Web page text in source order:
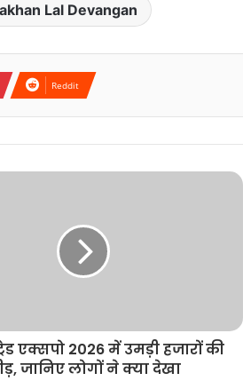
Lal Devangan
Reddit
एक्सपो 2026 में उमड़ी हजारों की
जानिए लोगों ने क्या देखा